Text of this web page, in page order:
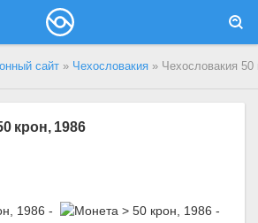
сайт » Чехословакия » Чехословакия 50
крон, 1986